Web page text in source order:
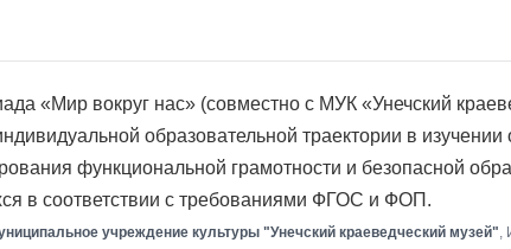
«Мир вокруг нас» (совместно с МУК «Унечский
образовательной траектории в
функциональной грамотности и безопасной
в соответствии с требованиями ФГОС и ФОП.
учреждение культуры "Унечский краеведческий музей"